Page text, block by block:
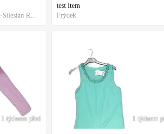
Frýdek-Místek, Moravian-Silesian Region,Others
1 týdnem před
test item
Frýdek
1 týdnem